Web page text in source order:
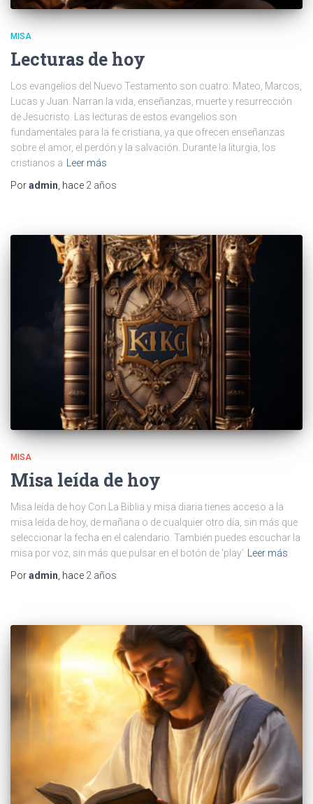
MISA
Lecturas de hoy
Los evangelios del Nuevo Testamento son cuatro: Mateo, Marcos,
Lucas y Juan. Narran la vida, enseñanzas, muerte y resurrección
de Jesucristo. Las lecturas de estos evangelios son
fundamentales para la fe cristiana, ya que ofrecen enseñanzas
sobre el amor, el perdón y la salvación. Durante la liturgia, los
cristianos a Leer más
Poradmin, hace 2 años
MISA
Misa leída de hoy
Misa leída de hoy Con La Biblia y misa diaria tienes acceso a la
misa leída de hoy, de mañana o de cualquier otro día, sin más que
seleccionar la fecha en el calendario. También puedes escuchar la
misa por voz, sin más que pulsar en el botón de ‘play’
Leer más
Poradmin , hace 2 años